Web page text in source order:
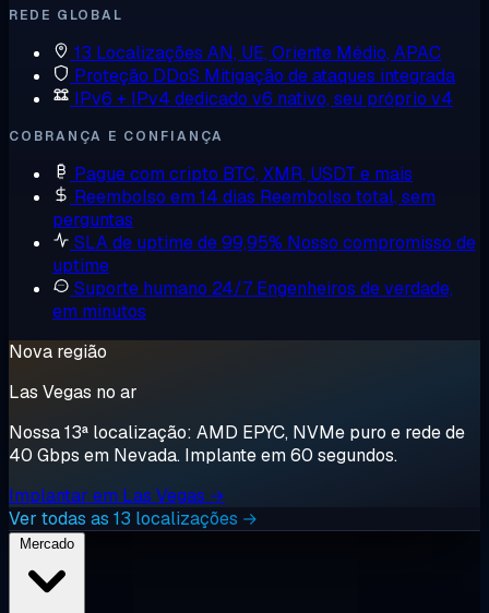
REDE GLOBAL
13 Localizações AN, UE, Oriente Médio, APAC
Proteção DDoS Mitigação de ataques integrada
IPv6 + IPv4 dedicado v6 nativo, seu próprio v4
COBRANÇA E CONFIANÇA
Pague com cripto BTC, XMR, USDT e mais
Reembolso em 14 dias Reembolso total, sem
perguntas
SLA de uptime de 99,95% Nosso compromisso de
uptime
Suporte humano 24/7 Engenheiros de verdade,
em minutos
Nova região
Las Vegas no ar
Nossa 13ª localização: AMD EPYC, NVMe puro e rede de
40 Gbps em Nevada. Implante em 60 segundos.
Implantar em Las Vegas →
Ver todas as 13 localizações →